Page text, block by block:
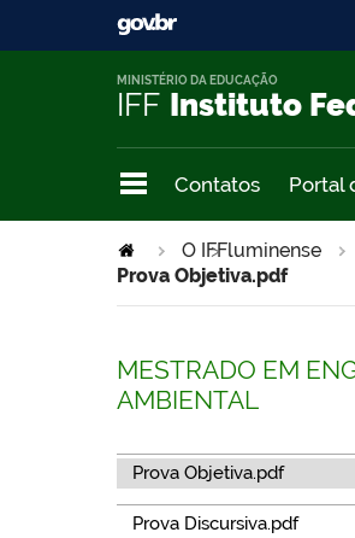
IFF Instituto
MINISTÉRIO DA EDUCAÇÃO
Contatos Portal
O IFFluminense
>
>
Prova Objetiva.pdf
MESTRADO EM
AMBIENTAL
Prova Objetiva.pdf
Prova Discursiva.pdf